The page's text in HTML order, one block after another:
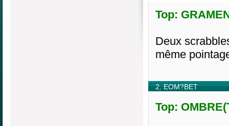
Top:
Deux
même
2. EOM?BET
Top: